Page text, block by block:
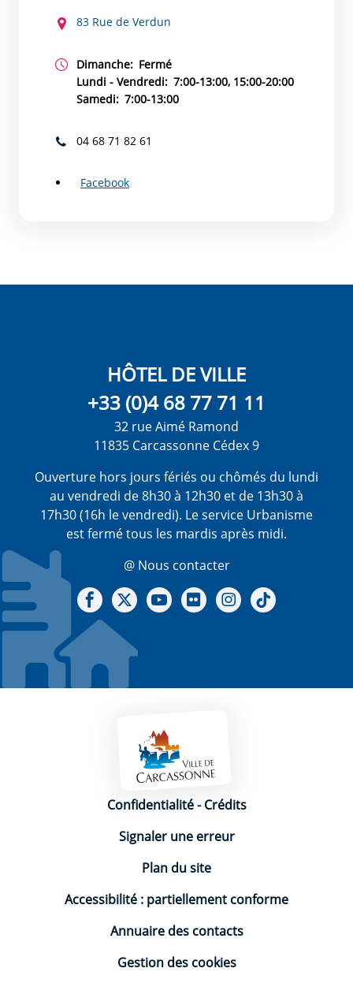
83 Rue de Verdun
Dimanche: Fermé
Lundi - Vendredi: 7:00-13:00, 15:00-20:00
Samedi: 7:00-13:00
04 68 71 82 61
Facebook
HÔTEL DE VILLE
+33 (0)4 68 77 71 11
32 rue Aimé Ramond
11835 Carcassonne Cédex 9
Ouverture hors jours fériés ou chômés du lundi
au vendredi de 8h30 à 12h30 et de 13h30 à
17h30 (16h le vendredi). Le service Urbanisme
est fermé tous les mardis après midi.
@ Nous contacter
Notre Facebook
Notre X - (twitter)
Notre chaine Youtube
Notre Gallerie sur Flickr
Notre Instagram
Mentions légales
Confidentialité-Crédits
Signaler une erreur
Plan du site
Accessibilité : partiellement conforme
Annuaire des contacts
Gestion des cookies